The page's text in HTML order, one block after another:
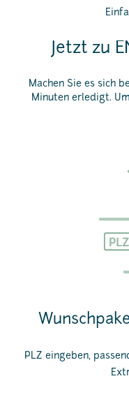
Jetzt zu
Machen Sie es sich
Minuten erledigt.
PLZ eingeben,